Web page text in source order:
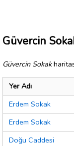
Güvercin
Güvercin Sokak
Yer Adı
Erdem Sokak
Erdem Sokak
Doğu Caddesi